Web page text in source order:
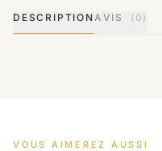
DESCRIPTION AVIS (0)
VOUS AIMEREZ AUSSI